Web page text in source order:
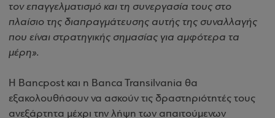
τον επαγγελματισμό και τη συνεργασία τους στο
πλαίσιο της διαπραγμάτευσης αυτής της συναλλαγής
που είναι στρατηγικής σημασίας για αμφότερα τα
μέρη».
Η Bancpost και η Banca Transilvania θα
εξακολουθήσουν να ασκούν τις δραστηριότητές τους
ανεξάρτητα μέχρι την λήψη των απαιτούμενων